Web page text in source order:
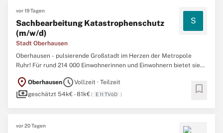
vor 19 Tagen
Sachbearbeitung Katastrophenschutz
(m/w/d)
Stadt Oberhausen
S
Oberhausen - pulsierende Großstadt im Herzen der Metropole
Ruhr! Für rund 214 000 Einwohnerinnen und Einwohnern bietet sie
öffentlichen Nahverkehr in alle Nachbarstädte sowie Radtrassen
mit regionaler Anbindung. Oberhausen steht
location_on OberhausenscheduleVollzeit · Teilzeit
paymentsgeschätzt 54k€ - 81k€( E 11 TVöD ) bookmark
vor 20 Tagen